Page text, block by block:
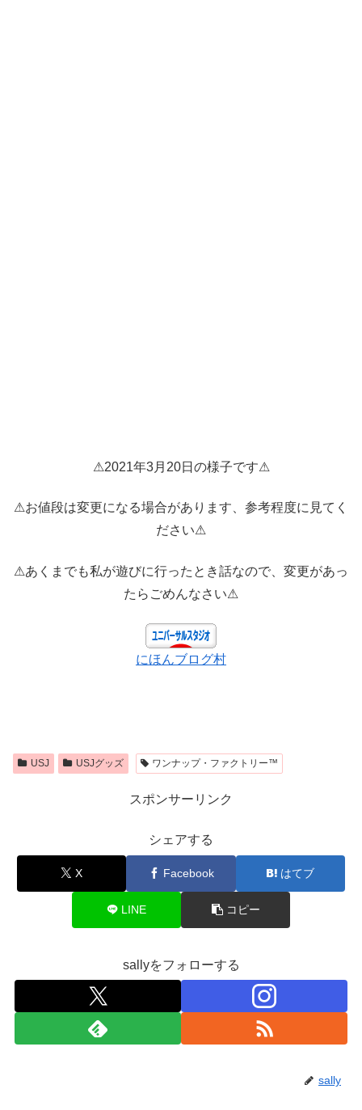
⚠2021年3月20日の様子です⚠
⚠お値段は変更になる場合があります、参考程度に見てく
ださい⚠
⚠あくまでも私が遊びに行ったとき話なので、変更があっ
たらごめんなさい⚠
にほんブログ村
USJ USJグッズ ワンナップ・ファクトリー™
スポンサーリンク
シェアする
X Facebook はてブ
LINE コピー
sallyをフォローする
sally